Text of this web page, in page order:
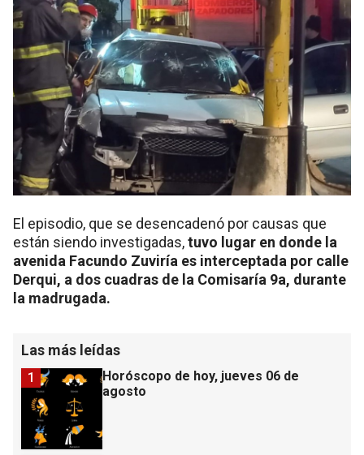
El episodio, que se desencadenó por causas que
están siendo investigadas,tuvo lugar en donde la
avenida Facundo Zuviría es interceptada por calle
Derqui, a dos cuadras de la Comisaría 9a, durante
la madrugada.
Las más leídas
Horóscopo de hoy, jueves 06 de
agosto
1